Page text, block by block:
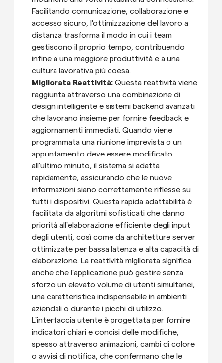
Facilitando comunicazione, collaborazione e
accesso sicuro, l'ottimizzazione del lavoro a
distanza trasforma il modo in cui i team
gestiscono il proprio tempo, contribuendo
infine a una maggiore produttività e a una
cultura lavorativa più coesa.
Migliorata Reattività: Questa reattività viene
raggiunta attraverso una combinazione di
design intelligente e sistemi backend avanzati
che lavorano insieme per fornire feedback e
aggiornamenti immediati. Quando viene
programmata una riunione imprevista o un
appuntamento deve essere modificato
all'ultimo minuto, il sistema si adatta
rapidamente, assicurando che le nuove
informazioni siano correttamente riflesse su
tutti i dispositivi. Questa rapida adattabilità è
facilitata da algoritmi sofisticati che danno
priorità all'elaborazione efficiente degli input
degli utenti, così come da architetture server
ottimizzate per bassa latenza e alta capacità di
elaborazione. La reattività migliorata significa
anche che l'applicazione può gestire senza
sforzo un elevato volume di utenti simultanei,
una caratteristica indispensabile in ambienti
aziendali o durante i picchi di utilizzo.
L'interfaccia utente è progettata per fornire
indicatori chiari e concisi delle modifiche,
spesso attraverso animazioni, cambi di colore
o avvisi di notifica, che confermano che le